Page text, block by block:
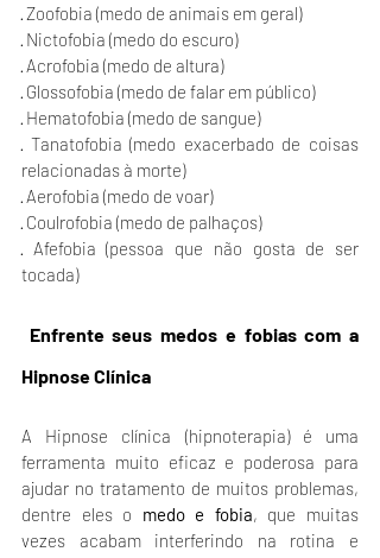
· Zoofobia (medo de animais em geral)
· Nictofobia (medo do escuro)
· Acrofobia (medo de altura)
· Glossofobia (medo de falar em público)
· Hematofobia (medo de sangue)
· Tanatofobia (medo exacerbado de coisas
relacionadas à morte)
· Aerofobia (medo de voar)
· Coulrofobia (medo de palhaços)
· Afefobia (pessoa que não gosta de ser
tocada)
Enfrente seus medos e fobias com a
Hipnose Clínica
A Hipnose clínica (hipnoterapia) é uma
ferramenta muito eficaz e poderosa para
ajudar no tratamento de muitos problemas,
dentre eles o medo e fobia, que muitas
vezes acabam interferindo na rotina e